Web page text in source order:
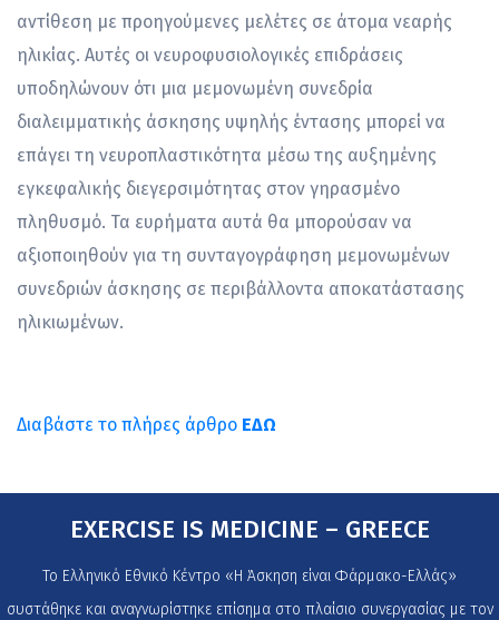
αντίθεση με προηγούμενες μελέτες σε άτομα νεαρής
ηλικίας. Αυτές οι νευροφυσιολογικές επιδράσεις
υποδηλώνουν ότι μια μεμονωμένη συνεδρία
διαλειμματικής άσκησης υψηλής έντασης μπορεί να
επάγει τη νευροπλαστικότητα μέσω της αυξημένης
εγκεφαλικής διεγερσιμότητας στον γηρασμένο
πληθυσμό. Τα ευρήματα αυτά θα μπορούσαν να
αξιοποιηθούν για τη συνταγογράφηση μεμονωμένων
συνεδριών άσκησης σε περιβάλλοντα αποκατάστασης
ηλικιωμένων.
Διαβάστε το πλήρες άρθρο ΕΔΩ
EXERCISE IS MEDICINE – GREECE
Το Ελληνικό Εθνικό Κέντρο «Η Άσκηση είναι Φάρμακο-Ελλάς»
συστάθηκε και αναγνωρίστηκε επίσημα στο πλαίσιο συνεργασίας με τον